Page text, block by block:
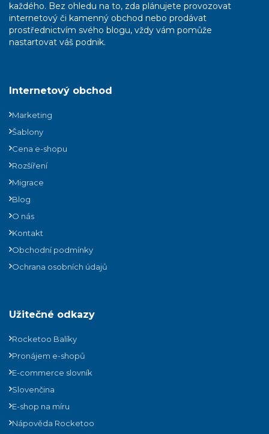
každého. Bez ohledu na to, zda plánujete provozovat
internetový či kamenný obchod nebo prodávat
prostřednictvím svého blogu, vždy vám pomůže
nastartovat váš podnik.
Internetový obchod
Marketing
Šablony
Cena e-shopu
Rozšíření
Migrace
Blog
O nás
Kontakt
Obchodní podmínky
Ochrana osobních údajů
Užitečné odkazy
Rocketoo Balíky
Pronájem e-shopů
E-commerce slovník
Slovenčina
E-shop na míru
Nápověda Rocketoo